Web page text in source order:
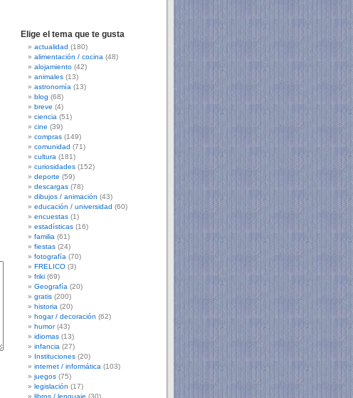
Elige el tema que te gusta
actualidad (180)
alimentación / cocina (48)
alojamiento (42)
animales (13)
astronomía (13)
blog (68)
breve (4)
ciencia (51)
cine (39)
compras (149)
comunidad (71)
cultura (181)
curiosidades (152)
deporte (59)
descargas (78)
dibujos / animación (43)
educación / universidad (60)
encuestas (1)
estadísticas (16)
familia (61)
fiestas (24)
fotografía (70)
FRELICO (3)
friki (69)
Geografía (20)
gratis (200)
historia (20)
hogar / decoración (62)
humor(43)
idiomas (13)
infancia (27)
Instituciones (20)
internet / informática (103)
juegos (75)
legislación (17)
libros / lenguaje (30)